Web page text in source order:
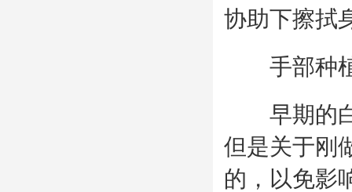
协助下擦拭
手部种植
早期的白
但是关于刚
的，以免影